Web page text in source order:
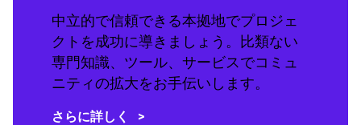
中立的で信頼できる本拠地でプロジェ
クトを成功に導きましょう。比類ない
専門知識、ツール、サービスでコミュ
ニティの拡大をお手伝いします。
さらに詳しく